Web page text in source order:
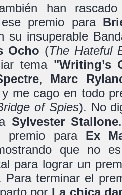
han
premio para
su insuperable
Ocho (The Hateful
tema "Writing’s
, Marc
y me cago en todo
of Spies). No
Sylvester Stallone
premio para Ex
que no
para lograr un
Para terminar el
por La chica